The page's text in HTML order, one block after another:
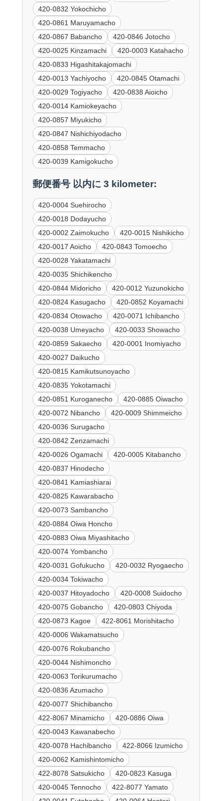
420-0832 Yokochicho
420-0861 Maruyamacho
420-0867 Babancho
420-0846 Jotocho
420-0025 Kinzamachi
420-0003 Katahacho
420-0833 Higashitakajomachi
420-0013 Yachiyocho
420-0845 Otamachi
420-0029 Togiyacho
420-0838 Aioicho
420-0014 Kamiokeyacho
420-0857 Miyukicho
420-0847 Nishichiyodacho
420-0858 Temmacho
420-0039 Kamigokucho
郵便番号 以内に 3 kilometer:
420-0004 Suehirocho
420-0018 Dodayucho
420-0002 Zaimokucho
420-0015 Nishikicho
420-0017 Aoicho
420-0843 Tomoecho
420-0028 Yakatamachi
420-0035 Shichikencho
420-0844 Midoricho
420-0012 Yuzunokicho
420-0824 Kasugacho
420-0852 Koyamachi
420-0834 Otowacho
420-0071 Ichibancho
420-0038 Umeyacho
420-0033 Showacho
420-0859 Sakaecho
420-0001 Inomiyacho
420-0027 Daikucho
420-0815 Kamikutsunoyacho
420-0835 Yokotamachi
420-0851 Kuroganecho
420-0885 Oiwacho
420-0072 Nibancho
420-0009 Shimmeicho
420-0036 Surugacho
420-0842 Zenzamachi
420-0026 Ogamachi
420-0005 Kitabancho
420-0837 Hinodecho
420-0841 Kamiashiarai
420-0825 Kawarabacho
420-0073 Sambancho
420-0884 Oiwa Honcho
420-0883 Oiwa Miyashitacho
420-0074 Yombancho
420-0031 Gofukucho
420-0032 Ryogaecho
420-0034 Tokiwacho
420-0037 Hitoyadocho
420-0008 Suidocho
420-0075 Gobancho
420-0803 Chiyoda
420-0873 Kagoe
422-8061 Morishitacho
420-0006 Wakamatsucho
420-0076 Rokubancho
420-0044 Nishimoncho
420-0063 Torikurumacho
420-0836 Azumacho
420-0077 Shichibancho
422-8067 Minamicho
420-0886 Oiwa
420-0043 Kawanabecho
420-0078 Hachibancho
422-8066 Izumicho
420-0062 Kamishintomicho
422-8078 Satsukicho
420-0823 Kasuga
420-0045 Tennocho
422-8077 Yamato